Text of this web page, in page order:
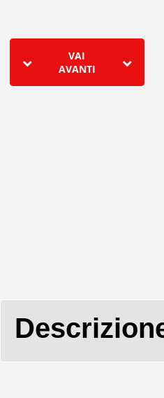
VAI
AVANTI